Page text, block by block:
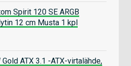
Spirit 120 SE ARGB
12 cm Musta 1 kpl
ATX 3.1 -ATX-virtalähde,